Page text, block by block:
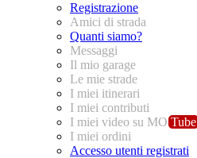
Registrazione
Amici di strada
Quanti siamo?
Messaggi
Il mio garage
Le mie strade
I miei itinerari
I miei contributi
I miei video su MO Tube
I miei ordini
Accesso utenti registrati